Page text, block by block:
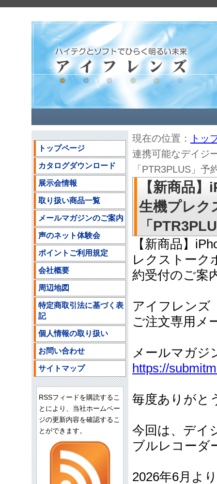
現在の位置：
トッ
連携可能なデイジ
「PTR3PLUS」
【新商品
生機プレク
「
【新商品】
レクストーク
約受付のご案
アイフレン
ご注文専用メ
メールマガジ
https://
毎度ありがと
今回は、デイ
ブルレコーダ
2026年6月よ
トップページ
カタログダウンロード
展示会情報
取り扱い商品一覧
メールマガジンのご案内
声のネット体験会
ポイントご利用規定
会社概要
周辺地図
特定商取引法に基づく表
記
個人情報の取り扱い
お問い合わせ
サイトマップ
RSSフィードを購読するこ
とにより、当社ホームペー
ジの更新内容を確認するこ
とができます。